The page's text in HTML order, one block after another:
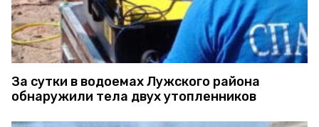
За сутки в водоемах Лужского района
обнаружили тела двух утопленников